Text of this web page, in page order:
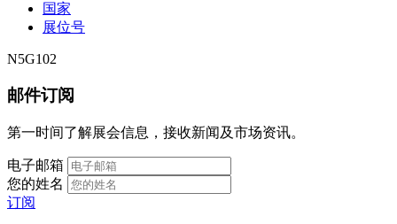
国家
展位号
N5G102
邮件订阅
第一时间了解展会信息，接收新闻及市场资讯。
电子邮箱
您的姓名
订阅